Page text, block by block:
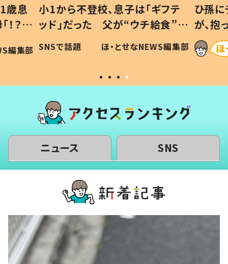
歳息
？」
編集部
小1から不登校、息子は「ギフテ
ッド」だった 父が“ウチ給食”を
作り続ける理由とは #令和の親
#令和の子
SNSで話題 ほ・とせなNEWS編集部
ひ孫
が、
「涙が
い」
ニュース SNS